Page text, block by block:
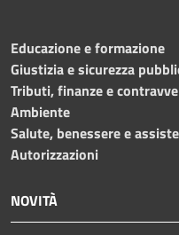
Educazione e formazione
Giustizia e sicurezza
Tributi, finanze e
Ambiente
Salute, benessere e
Autorizzazioni
NOVITÀ